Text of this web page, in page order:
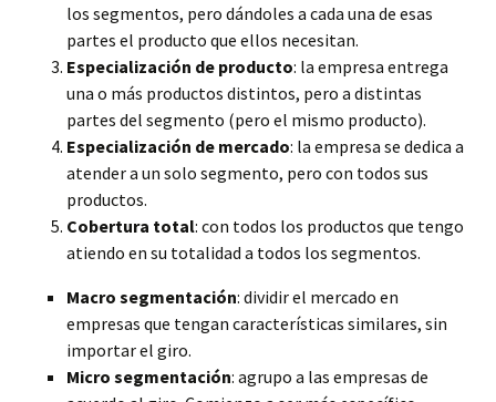
los segmentos, pero dándoles a cada una de esas
partes el producto que ellos necesitan.
Especialización de producto: la empresa entrega
una o más productos distintos, pero a distintas
partes del segmento (pero el mismo producto).
Especialización de mercado: la empresa se dedica a
atender a un solo segmento, pero con todos sus
productos.
Cobertura total: con todos los productos que tengo
atiendo en su totalidad a todos los segmentos.
Macro segmentación: dividir el mercado en
empresas que tengan características similares, sin
importar el giro.
Micro segmentación: agrupo a las empresas de